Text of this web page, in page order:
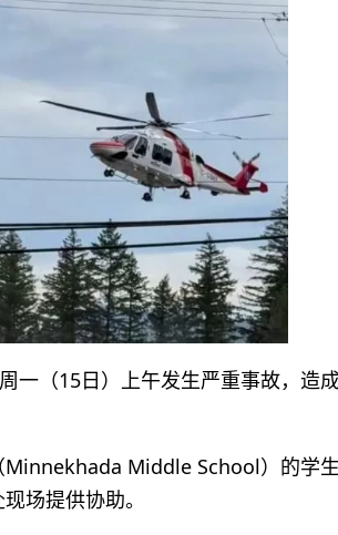
一（15日）上午发生严重事故，造
Minnekhada Middle School）的学
场提供协助。